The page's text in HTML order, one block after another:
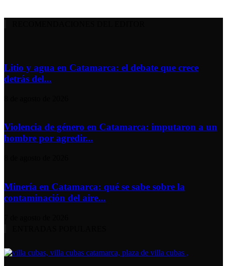
Litio y agua en Catamarca: el debate que crece
detrás del...
Violencia de género en Catamarca: imputaron a un
hombre por agredir...
Minería en Catamarca: qué se sabe sobre la
contaminación del aire...